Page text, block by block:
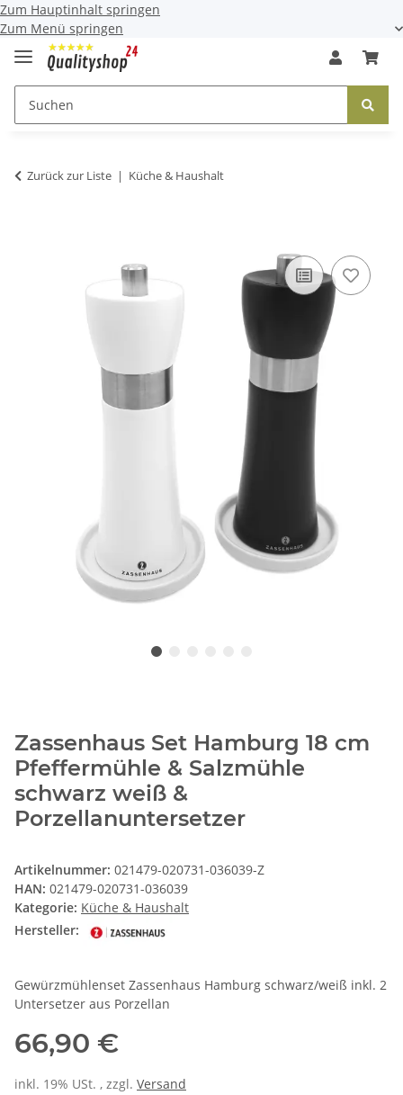
Zum Hauptinhalt springen
Zum Menü springen
Zurück zur Liste Küche & Haushalt
Zassenhaus Set Hamburg 18 cm
Pfeffermühle & Salzmühle
schwarz weiß &
Porzellanuntersetzer
Artikelnummer: 021479-020731-036039-Z
HAN: 021479-020731-036039
Kategorie: Küche & Haushalt
Hersteller:
Gewürzmühlenset Zassenhaus Hamburg schwarz/weiß inkl. 2
Untersetzer aus Porzellan
66,90 €
inkl. 19% USt. , zzgl. Versand